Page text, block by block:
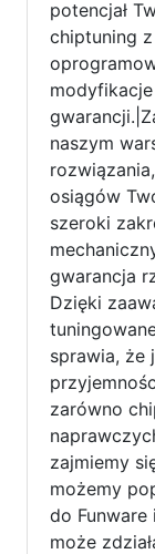
potencjał
chiptuning
naszym
osiągów
szeroki
gwarancja
Dzięki
sprawia, że
zarówno
zajmiemy
możemy
do
może